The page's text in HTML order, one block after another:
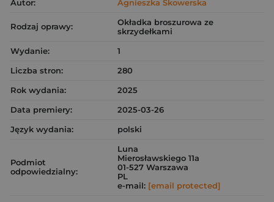
Autor:
Agnieszka Skowerska
Rodzaj oprawy:
Okładka broszurowa ze
skrzydełkami
Wydanie:
1
Liczba stron:
280
Rok wydania:
2025
Data premiery:
2025-03-26
Język wydania:
polski
Podmiot
odpowiedzialny:
Luna
Mierosławskiego 11a
01-527 Warszawa
PL
e-mail: [email protected]